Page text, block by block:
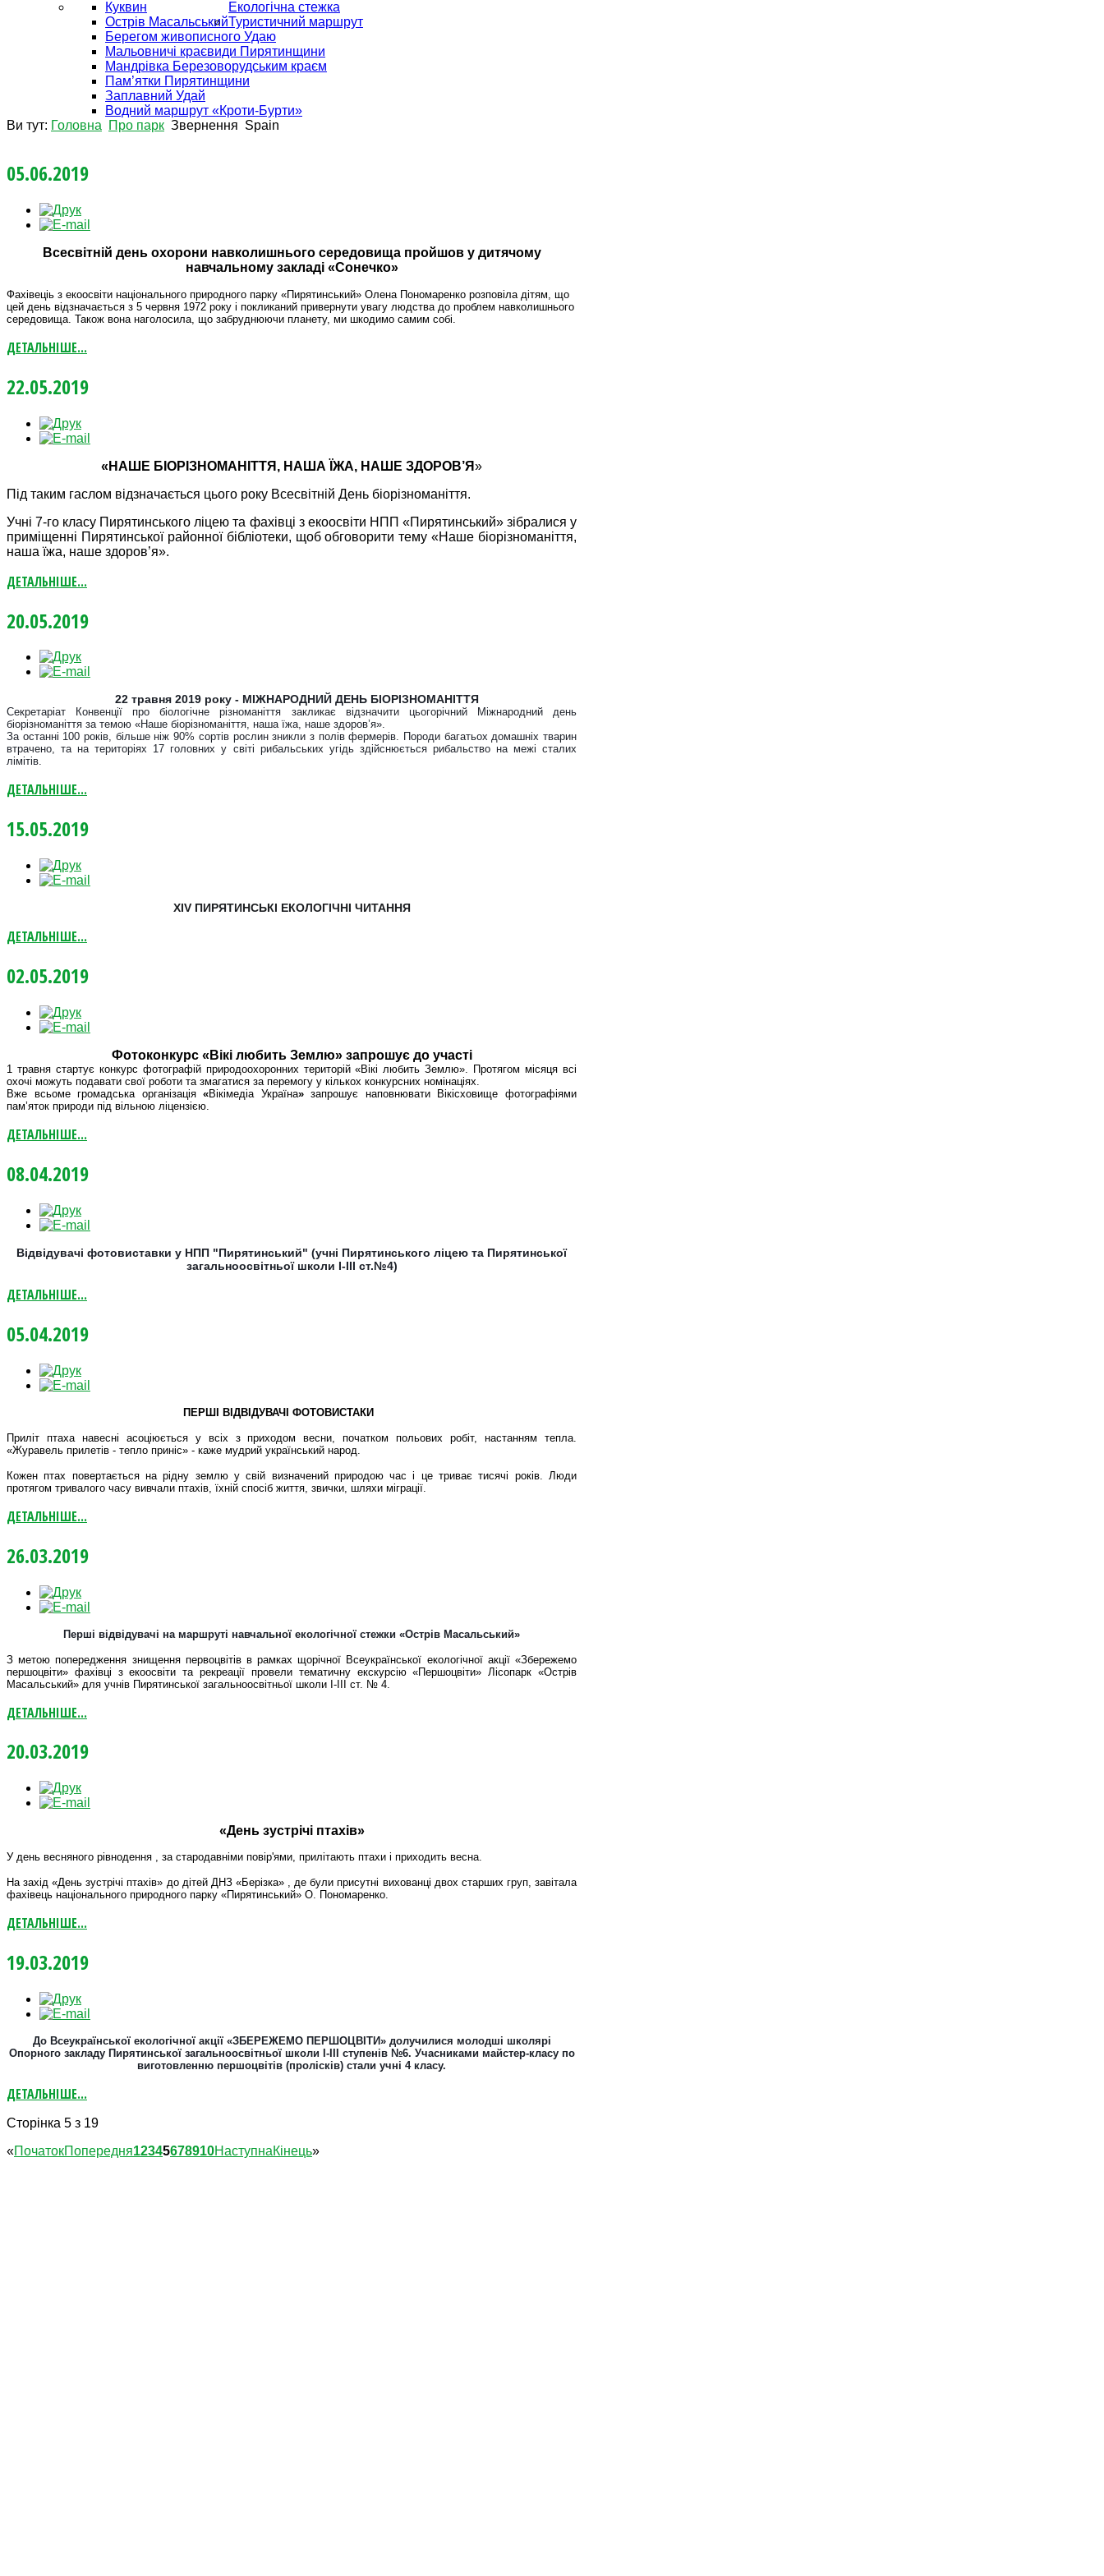
Екологічна стежка
Куквин
Острів МасальськийТуристичний маршрут
Берегом живописного Удаю
Мальовничі краєвиди Пирятинщини
Мандрівка Березоворудським краєм
Пам’ятки Пирятинщини
Заплавний Удай
Водний маршрут «Кроти-Бурти»
Ви тут: Головна Про парк Звернення Spain
05.06.2019
Всесвітній день охорони навколишнього середовища пройшов у дитячому
навчальному закладі «Сонечко»
Фахівеціь з екоосвіти національного природного парку «Пирятинський» Олена Пономаренко розповіла дітям, що
цей день відзначається з 5 червня 1972 року і покликаний привернути увагу людства до проблем навколишнього
середовища. Також вона наголосила, що забруднюючи планету, ми шкодимо самим собі.
ДЕТАЛЬНІШЕ...
22.05.2019
«НАШЕ БІОРІЗНОМАНІТТЯ, НАША ЇЖА, НАШЕ ЗДОРОВ’Я»
Під таким гаслом відзначається цього року Всесвітній День біорізноманіття.
Учні 7-го класу Пирятинського ліцею та фахівці з екоосвіти НПП «Пирятинський» зібралися у
приміщенні Пирятинської районної бібліотеки, щоб обговорити тему «Наше біорізноманіття,
наша їжа, наше здоров’я».
ДЕТАЛЬНІШЕ...
20.05.2019
22 травня 2019 року - МІЖНАРОДНИЙ ДЕНЬ БІОРІЗНОМАНІТТЯ
Секретаріат Конвенції про біологічне різноманіття закликає відзначити цьогорічний Міжнародний день
біорізноманіття за темою «Наше біорізноманіття, наша їжа, наше здоров’я».
За останні 100 років, більше ніж 90% сортів рослин зникли з полів фермерів. Породи багатьох домашніх тварин
втрачено, та на територіях 17 головних у світі рибальських угідь здійснюється рибальство на межі сталих
лімітів.
ДЕТАЛЬНІШЕ...
15.05.2019
ХІV ПИРЯТИНСЬКІ ЕКОЛОГІЧНІ ЧИТАННЯ
ДЕТАЛЬНІШЕ...
02.05.2019
Фотоконкурс «Вікі любить Землю» запрошує до участі
1 травня стартує конкурс фотографій природоохоронних територій «Вікі любить Землю». Протягом місяця всі
охочі можуть подавати свої роботи та змагатися за перемогу у кількох конкурсних номінаціях.
Вже всьоме громадська організація«Вікімедіа Україна»запрошує наповнювати Вікісховище фотографіями
пам’яток природи під вільною ліцензією.
ДЕТАЛЬНІШЕ...
08.04.2019
Відвідувачі фотовиставки у НПП "Пирятинський" (учні Пирятинського ліцею та Пирятинської
загальноосвітньої школи І-ІІІ ст.№4)
ДЕТАЛЬНІШЕ...
05.04.2019
ПЕРШІ ВІДВІДУВАЧІ ФОТОВИСТАКИ
Приліт птаха навесні асоціюється у всіх з приходом весни, початком польових робіт, настанням тепла.
«Журавель прилетів - тепло приніс» - каже мудрий український народ.
Кожен птах повертається на рідну землю у свій визначений природою час і це триває тисячі років. Люди
протягом тривалого часу вивчали птахів, їхній спосіб життя, звички, шляхи міграції.
ДЕТАЛЬНІШЕ...
26.03.2019
Перші відвідувачі на маршруті навчальної екологічної стежки «Острів Масальський»
З метою попередження знищення первоцвітів в рамках щорічної Всеукраїнської екологічної акції «Збережемо
першоцвіти» фахівці з екоосвіти та рекреації провели тематичну екскурсію «Першоцвіти» Лісопарк «Острів
Масальський» для учнів Пирятинської загальноосвітньої школи І-ІІІ ст. № 4.
ДЕТАЛЬНІШЕ...
20.03.2019
«День зустрічі птахів»
У день весняного рівнодення , за стародавніми повір'ями, прилітають птахи і приходить весна.
На захід «День зустрічі птахів» до дітей ДНЗ «Берізка» , де були присутні вихованці двох старших груп, завітала
фахівець національного природного парку «Пирятинський» О. Пономаренко.
ДЕТАЛЬНІШЕ...
19.03.2019
До Всеукраїнської екологічної акції «ЗБЕРЕЖЕМО ПЕРШОЦВІТИ» долучилися молодші школярі
Опорного закладу Пирятинської загальноосвітньої школи І-ІІІ ступенів №6. Учасниками майстер-класу по
виготовленню першоцвітів (пролісків) стали учні 4 класу.
ДЕТАЛЬНІШЕ...
Сторінка 5 з 19
«ПочатокПопередня12345678910НаступнаКінець»